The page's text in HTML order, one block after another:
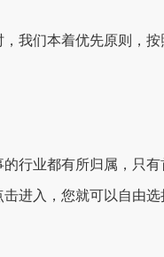
我们本着优先原则，
行业都有所归属，只
进入，您就可以自由